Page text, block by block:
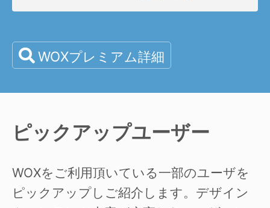
WOXプレミアム詳細
ピックアップユーザー
WOXをご利用頂いている一部のユーザを
ピックアップしご紹介します。デザイン